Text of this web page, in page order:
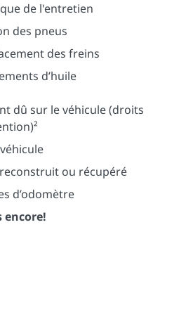
de l'entretien
des pneus
des freins
d’huile
dû sur le véhicule (droits
ou récupéré
d’odomètre
encore!